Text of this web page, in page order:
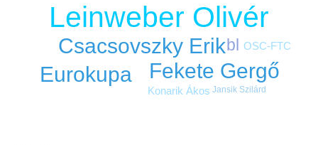
Leinweber Olivér
Csacsovszky Erik
Eurokupa
Fekete Gergő
bl
Konarik Ákos
OSC-FTC
Jansik Szilárd